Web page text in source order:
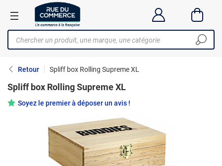
Retour Spliff box Rolling Supreme XL
Spliff box Rolling Supreme XL
Soyez le premier à déposer un avis !